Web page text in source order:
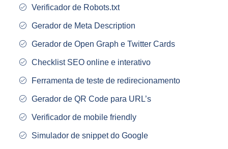
Verificador de Robots.txt
Gerador de Meta Description
Gerador de Open Graph e Twitter Cards
Checklist SEO online e interativo
Ferramenta de teste de redirecionamento
Gerador de QR Code para URL’s
Verificador de mobile friendly
Simulador de snippet do Google